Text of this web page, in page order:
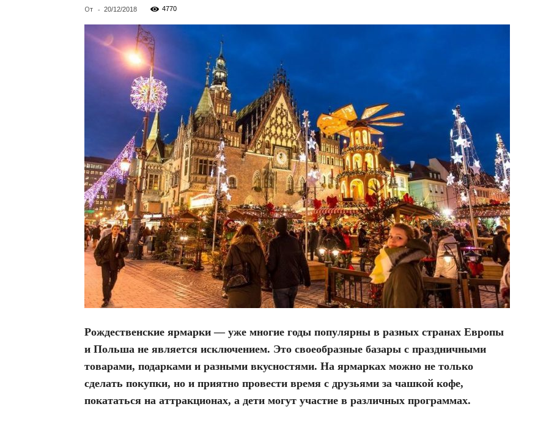
От - 20/12/2018 4770
Рождественские ярмарки — уже многие годы популярны в разных странах Европы
и Польша не является исключением. Это своеобразные базары с праздничными
товарами, подарками и разными вкусностями. На ярмарках можно не только
сделать покупки, но и приятно провести время с друзьями за чашкой кофе,
покататься на аттракционах, а дети могут участие в различных программах.